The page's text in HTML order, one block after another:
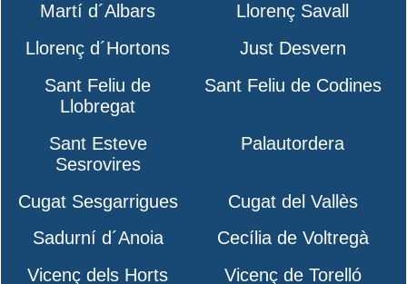
Martí d´Albars
Llorenç Savall
Llorenç d´Hortons
Just Desvern
Sant Feliu de
Llobregat
Sant Feliu de Codines
Sant Esteve
Sesrovires
Palautordera
Cugat Sesgarrigues
Cugat del Vallès
Sadurní d´Anoia
Cecília de Voltregà
Vicenç dels Horts
Vicenç de Torelló